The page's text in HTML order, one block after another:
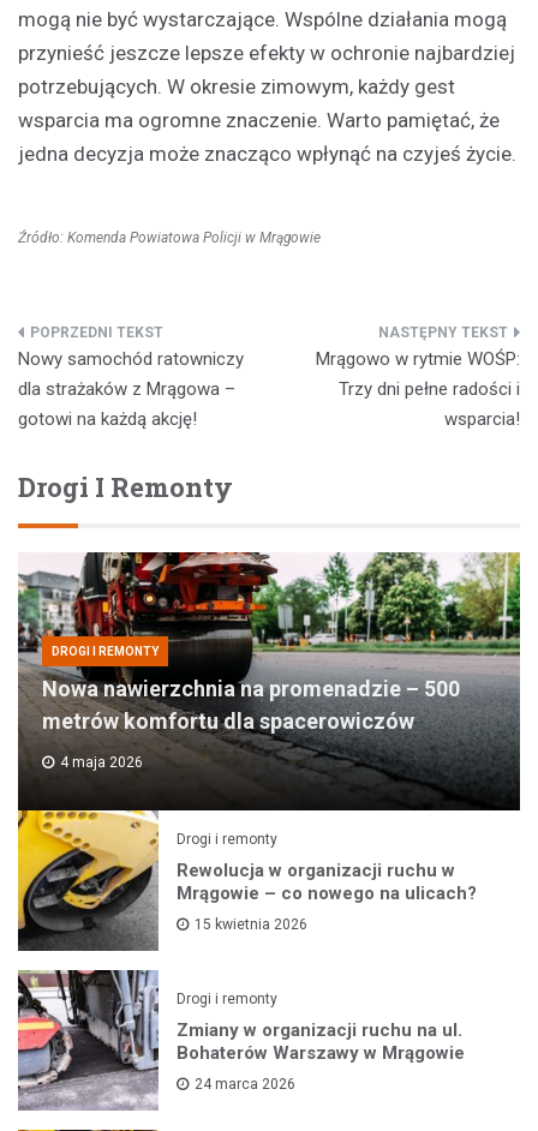
mogą nie być wystarczające. Wspólne działania mogą
przynieść jeszcze lepsze efekty w ochronie najbardziej
potrzebujących. W okresie zimowym, każdy gest
wsparcia ma ogromne znaczenie. Warto pamiętać, że
jedna decyzja może znacząco wpłynąć na czyjeś życie.
Źródło: Komenda Powiatowa Policji w Mrągowie
Nawigacja
wpisu
Nowy samochód ratowniczy
dla strażaków z Mrągowa –
gotowi na każdą akcję!
Mrągowo w rytmie WOŚP:
Trzy dni pełne radości i
wsparcia!
Drogi I Remonty
DROGI I REMONTY
Nowa nawierzchnia na promenadzie – 500
metrów komfortu dla spacerowiczów
4 maja 2026
Drogi i remonty
Rewolucja w organizacji ruchu w
Mrągowie – co nowego na ulicach?
15 kwietnia 2026
Drogi i remonty
Zmiany w organizacji ruchu na ul.
Bohaterów Warszawy w Mrągowie
24 marca 2026